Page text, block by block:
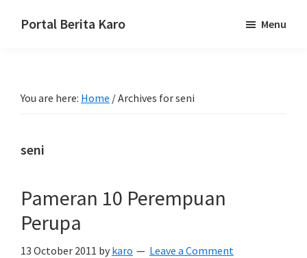
Portal Berita Karo
Karo,
Karo.
Menu
You are here: Home /Archives for seni
seni
Pameran 10 Perempuan
Perupa
13 October 2011 by karo Leave a Comment